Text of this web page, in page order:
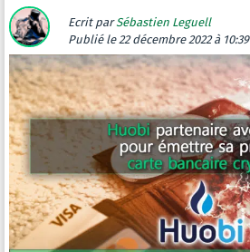
Ecrit parSébastien Leguell
Publié le 22 décembre 2022 à 10:39